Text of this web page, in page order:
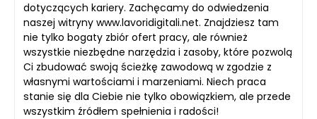
dotyczących kariery. Zachęcamy do odwiedzenia
naszej witryny www.lavoridigitali.net. Znajdziesz tam
nie tylko bogaty zbiór ofert pracy, ale również
wszystkie niezbędne narzędzia i zasoby, które pozwolą
Ci zbudować swoją ścieżkę zawodową w zgodzie z
własnymi wartościami i marzeniami. Niech praca
stanie się dla Ciebie nie tylko obowiązkiem, ale przede
wszystkim źródłem spełnienia i radości!